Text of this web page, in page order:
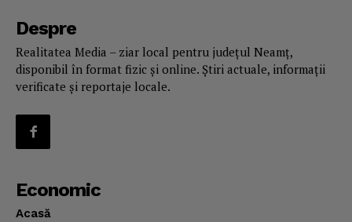
Despre
Realitatea Media – ziar local pentru județul Neamț,
disponibil în format fizic și online. Știri actuale, informații
verificate și reportaje locale.
Economic
Acasă